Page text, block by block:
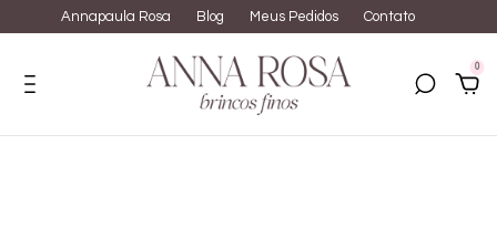
Annapaula Rosa Blog Meus Pedidos Contato
0